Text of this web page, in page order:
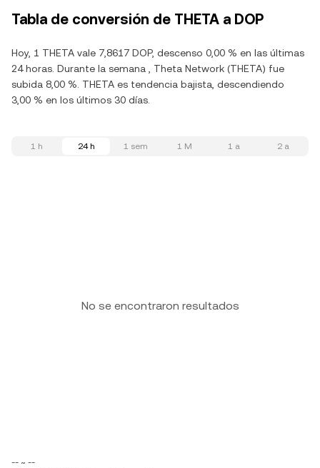
Tabla de conversión de THETA a DOP
Hoy, 1 THETA vale 7,8617 DOP, descenso 0,00 % en las últimas
24 horas. Durante la semana , Theta Network (THETA) fue
subida 8,00 %. THETA es tendencia bajista, descendiendo
3,00 % en los últimos 30 días.
1 h 24 h 1 sem 1 M 1 a 2 a
No se encontraron resultados
-- ~ --